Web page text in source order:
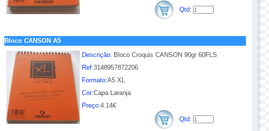
Qtd:
Bloco CANSON A5
Descrição: Bloco Croquis CANSON 90gr 60FLS
Ref:3148957872206
Formato:A5 XL
Cor:Capa Laranja
Preço:4.14€
Qtd: